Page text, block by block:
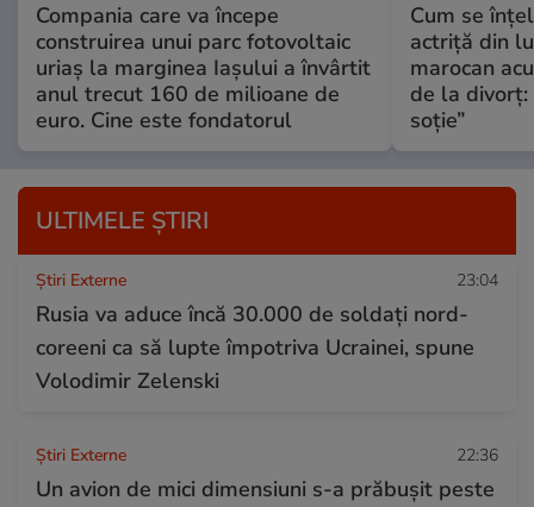
Compania care va începe
construirea unui parc fotovoltaic
uriaș la marginea Iașului a învârtit
anul trecut 160 de milioane de
euro. Cine este fondatorul
Cum se
actriță din
marocan
de la divorț:
soție”
ULTIMELE ȘTIRI
Știri Externe 23:04
Rusia va aduce încă 30.000 de soldaţi nord-
coreeni ca să lupte împotriva Ucrainei, spune
Volodimir Zelenski
Știri Externe 22:36
Un avion de mici dimensiuni s-a prăbușit peste